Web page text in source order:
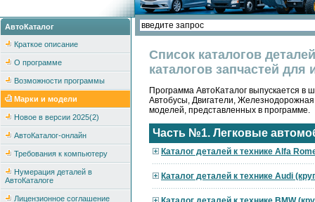
АвтоКаталог
Краткое описание
О программе
Возможности программы
Марки и модели
Новое в версии 2025(2)
АвтоКаталог-онлайн
Требования к компьютеру
Нумерация деталей в
АвтоКаталоге
Лицензионное соглашение
Список каталогов
каталогов запчастей для
Программа АвтоКаталог выпускается в
Автобусы, Двигатели,
моделей, представленных в программе.
Часть №1. Легковые
Каталог деталей к технике Alfa
Каталог деталей к технике Audi